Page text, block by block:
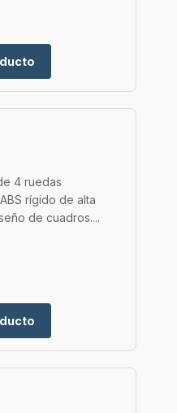
4 ruedas
rígido de alta
de cuadros....